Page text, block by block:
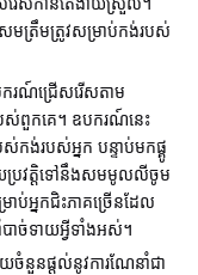
សមត្រឹមត្រូវសម្រាប់កង់របស់
ករណ៍ជ្រើសរើសតាម
ពួកគេ។ ឧបករណ៍នេះ
កង់របស់អ្នក បន្ទាប់មកផ្គូ
យប្រវត្តិទៅនឹងសមមូលលីចូម
ប់អ្នកជិះភាគច្រើនដែល
ាច់ទាយអ្វីទាំងអស់។
នួនផ្តល់នូវការណែនាំជា